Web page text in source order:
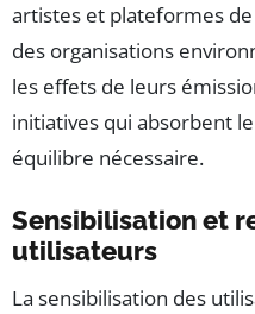
artistes et plateformes de
des organisations
les effets de leurs
initiatives qui absorbent
équilibre nécessaire.
Sensibilisation et
utilisateurs
La sensibilisation des